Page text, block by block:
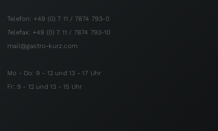
Telefon: +49 (0) 7 11 / 7874 793-0
Telefax: +49 (0) 7 11 / 7874 793-10
mail@gastro-kurz.com
Mo - Do: 9 - 12 und 13 - 17 Uhr
Fr: 9 - 12 und 13 - 15 Uhr